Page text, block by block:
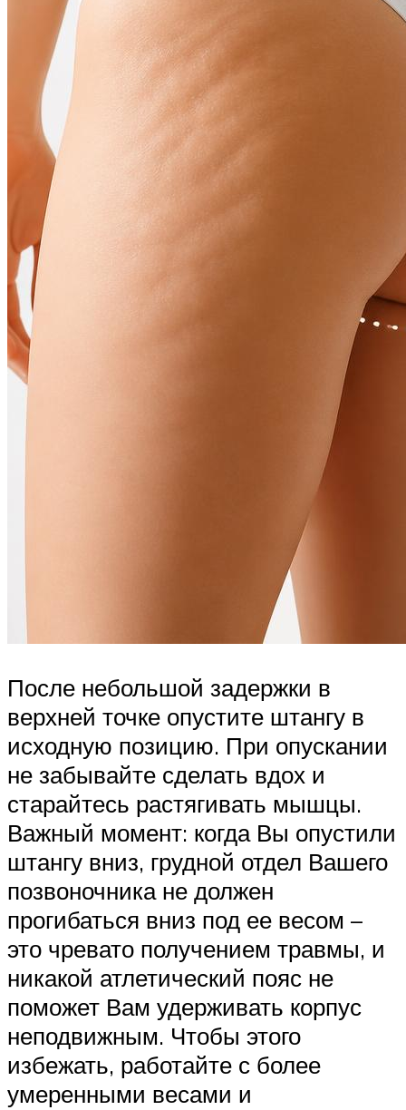
После небольшой задержки в
верхней точке опустите штангу в
исходную позицию. При опускании
не забывайте сделать вдох и
старайтесь растягивать мышцы.
Важный момент: когда Вы опустили
штангу вниз, грудной отдел Вашего
позвоночника не должен
прогибаться вниз под ее весом –
это чревато получением травмы, и
никакой атлетический пояс не
поможет Вам удерживать корпус
неподвижным. Чтобы этого
избежать, работайте с более
умеренными весами и